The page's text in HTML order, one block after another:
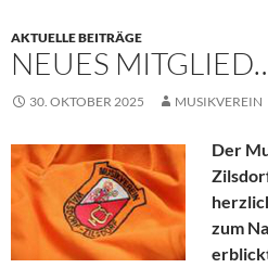
AKTUELLE BEITRÄGE
NEUES
30. OKTOBER 2025 MUSIKVEREIN
Der
zum